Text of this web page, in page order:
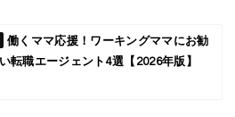
働くママ応援！ワーキングママにお勧
転職エージェント4選【2026年版】